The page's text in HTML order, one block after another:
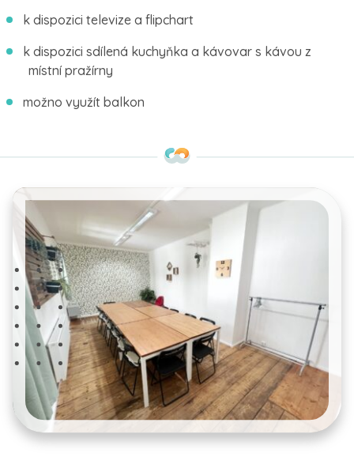
k dispozici televize a flipchart
k dispozici sdílená kuchyňka a kávovar s kávou z
místní pražírny
možno využít balkon